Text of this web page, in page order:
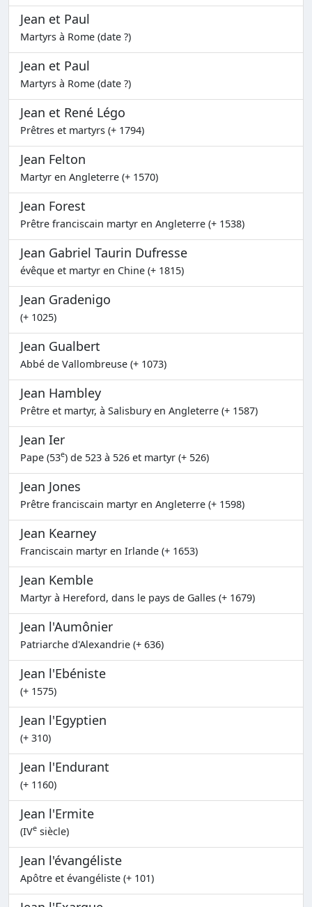
Jean et Paul
Martyrs à Rome (date ?)
Jean et Paul
Martyrs à Rome (date ?)
Jean et René Légo
Prêtres et martyrs (+ 1794)
Jean Felton
Martyr en Angleterre (+ 1570)
Jean Forest
Prêtre franciscain martyr en Angleterre (+ 1538)
Jean Gabriel Taurin Dufresse
évêque et martyr en Chine (+ 1815)
Jean Gradenigo
(+ 1025)
Jean Gualbert
Abbé de Vallombreuse (+ 1073)
Jean Hambley
Prêtre et martyr, à Salisbury en Angleterre (+ 1587)
Jean Ier
Pape (53e) de 523 à 526 et martyr (+ 526)
Jean Jones
Prêtre franciscain martyr en Angleterre (+ 1598)
Jean Kearney
Franciscain martyr en Irlande (+ 1653)
Jean Kemble
Martyr à Hereford, dans le pays de Galles (+ 1679)
Jean l'Aumônier
Patriarche d'Alexandrie (+ 636)
Jean l'Ebéniste
(+ 1575)
Jean l'Egyptien
(+ 310)
Jean l'Endurant
(+ 1160)
Jean l'Ermite
(IVe siècle)
Jean l'évangéliste
Apôtre et évangéliste (+ 101)